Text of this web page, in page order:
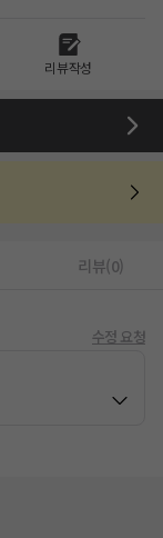
리뷰작성
리뷰(0)
수정 요청